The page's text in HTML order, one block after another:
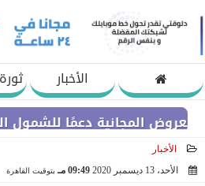
الأخبار
المجانية دعمًا للشمول المالي
الأخبار
الأحد، 13 ديسمبر 2020
09:49 مـ بتوقيت القاهرة